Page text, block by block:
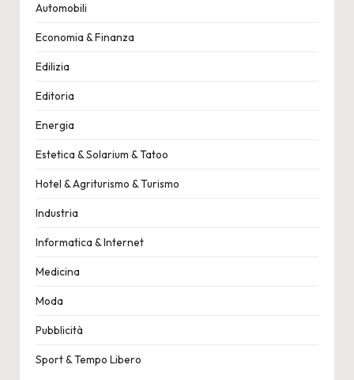
Automobili
Economia & Finanza
Edilizia
Editoria
Energia
Estetica & Solarium & Tatoo
Hotel & Agriturismo & Turismo
Industria
Informatica & Internet
Medicina
Moda
Pubblicità
Sport & Tempo Libero